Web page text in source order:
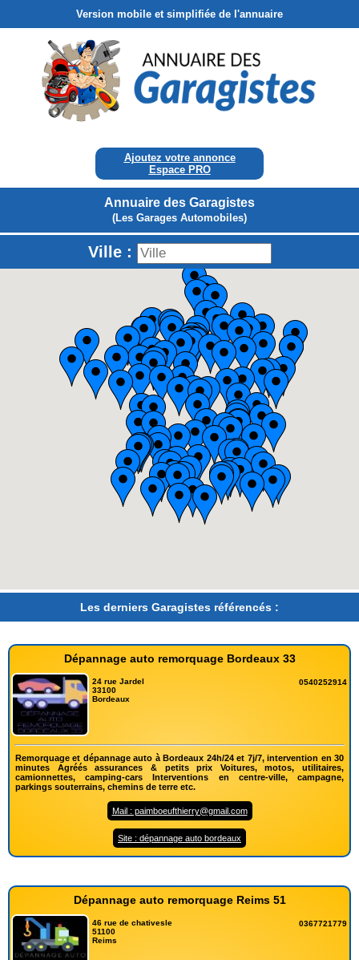
Version mobile et simplifiée de l'annuaire
Ajoutez votre annonce
Espace PRO
Annuaire des Garagistes
(Les Garages Automobiles)
Ville :
Les derniers Garagistes référencés :
Dépannage auto remorquage Bordeaux 33
24 rue Jardel
33100
Bordeaux
0540252914
Remorquage et dépannage auto à Bordeaux 24h/24 et 7j/7, intervention en 30
minutes Agréés assurances & petits prix Voitures, motos, utilitaires,
camionnettes, camping-cars Interventions en centre-ville, campagne,
parkings souterrains, chemins de terre etc.
Mail : paimboeufthierry@gmail.com
Site : dépannage auto bordeaux
Dépannage auto remorquage Reims 51
46 rue de chativesle
51100
Reims
0367721779